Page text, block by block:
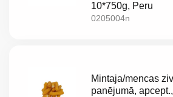
10*750g, Peru
0205004n
Mintaja/mencas
panējumā,